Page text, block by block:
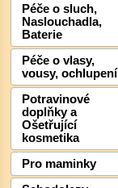
Péče o sluch,
Naslouchadla,
Baterie
Péče o vlasy,
vousy, ochlupení
Potravinové
doplňky a
Ošetřující
kosmetika
Pro maminky
Detail